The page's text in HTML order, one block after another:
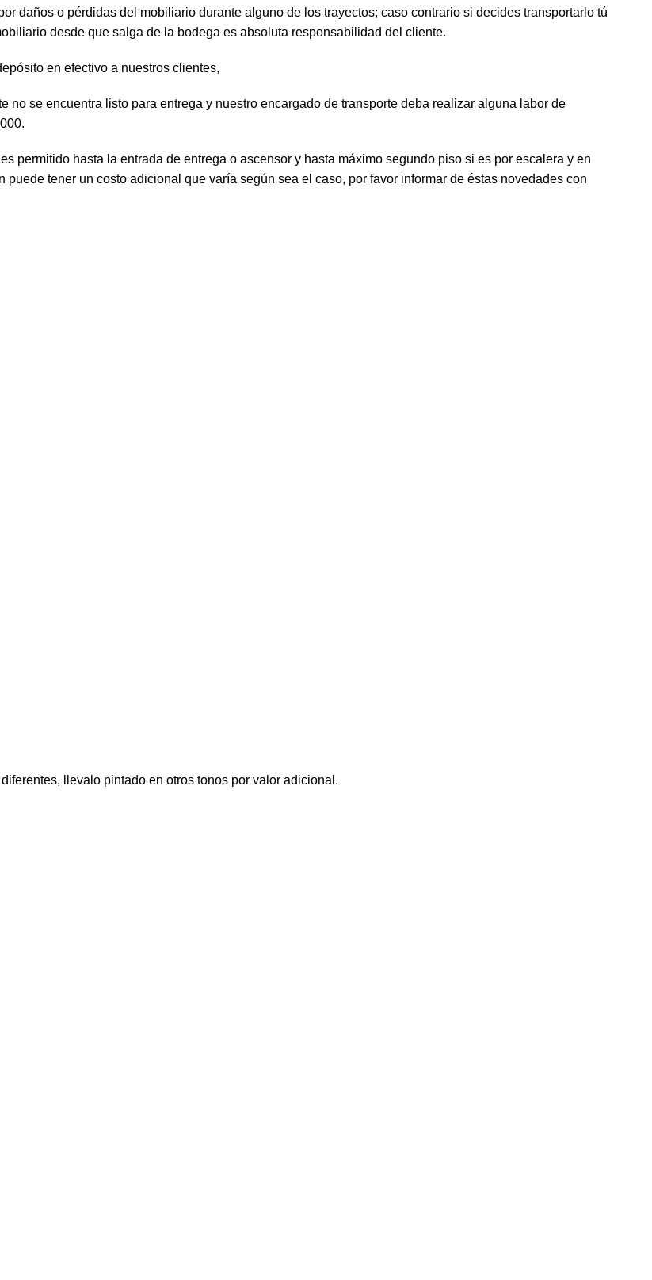
daños o pérdidas del mobiliario durante alguno de los trayectos; caso contrario si decides transportarlo tú
desde que salga de la bodega es absoluta responsabilidad del cliente.
en efectivo a nuestros clientes,
no se encuentra listo para entrega y nuestro encargado de transporte deba realizar alguna labor de
permitido hasta la entrada de entrega o ascensor y hasta máximo segundo piso si es por escalera y en
tener un costo adicional que varía según sea el caso, por favor informar de éstas novedades con
llevalo pintado en otros tonos por valor adicional.